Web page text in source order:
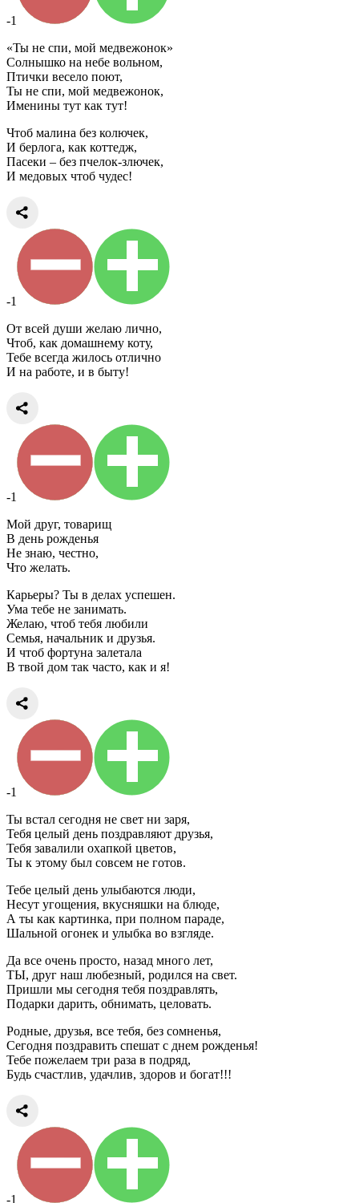
-1
«Ты не спи, мой медвежонок»
Солнышко на небе вольном,
Птички весело поют,
Ты не спи, мой медвежонок,
Именины тут как тут!
Чтоб малина без колючек,
И берлога, как коттедж,
Пасеки – без пчелок-злючек,
И медовых чтоб чудес!
-1
От всей души желаю лично,
Чтоб, как домашнему коту,
Тебе всегда жилось отлично
И на работе, и в быту!
-1
Мой друг, товарищ
В день рожденья
Не знаю, честно,
Что желать.
Карьеры? Ты в делах успешен.
Ума тебе не занимать.
Желаю, чтоб тебя любили
Семья, начальник и друзья.
И чтоб фортуна залетала
В твой дом так часто, как и я!
-1
Ты встал сегодня не свет ни заря,
Тебя целый день поздравляют друзья,
Тебя завалили охапкой цветов,
Ты к этому был совсем не готов.
Тебе целый день улыбаются люди,
Несут угощения, вкусняшки на блюде,
А ты как картинка, при полном параде,
Шальной огонек и улыбка во взгляде.
Да все очень просто, назад много лет,
ТЫ, друг наш любезный, родился на свет.
Пришли мы сегодня тебя поздравлять,
Подарки дарить, обнимать, целовать.
Родные, друзья, все тебя, без сомненья,
Сегодня поздравить спешат с днем рожденья!
Тебе пожелаем три раза в подряд,
Будь счастлив, удачлив, здоров и богат!!!
-1